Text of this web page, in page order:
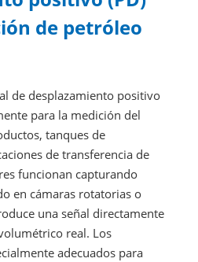
de petróleo
de desplazamiento positivo
para la medición del
tanques de
de transferencia de
funcionan capturando
en cámaras rotatorias o
una señal directamente
real. Los
adecuados para